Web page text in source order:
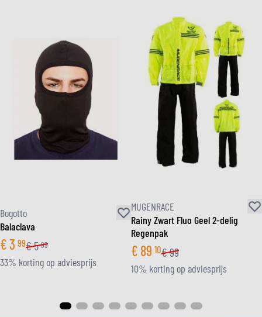
Bogotto
Balaclava
€3 99€5 99
33% korting op adviesprijs
MUGENRACE
Rainy Zwart Fluo Geel 2-delig
Regenpak
€ 89 10€99
10% korting op adviesprijs